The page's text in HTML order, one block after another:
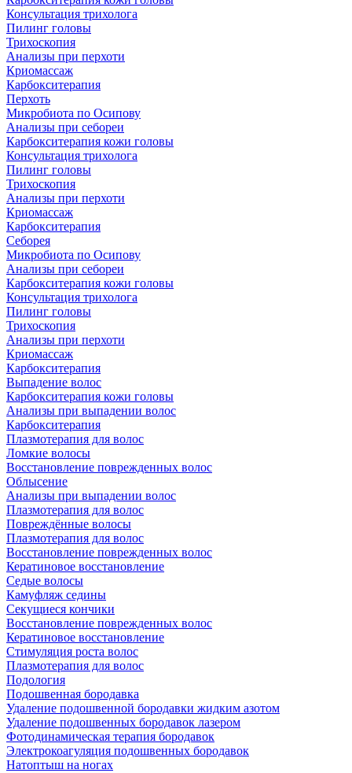
Консультация трихолога
Пилинг головы
Трихоскопия
Анализы при перхоти
Криомассаж
Карбокситерапия
Перхоть
Микробиота по Осипову
Анализы при себореи
Карбокситерапия кожи головы
Консультация трихолога
Пилинг головы
Трихоскопия
Анализы при перхоти
Криомассаж
Карбокситерапия
Себорея
Микробиота по Осипову
Анализы при себореи
Карбокситерапия кожи головы
Консультация трихолога
Пилинг головы
Трихоскопия
Анализы при перхоти
Криомассаж
Карбокситерапия
Выпадение волос
Карбокситерапия кожи головы
Анализы при выпадении волос
Карбокситерапия
Плазмотерапия для волос
Ломкие волосы
Восстановление поврежденных волос
Облысение
Анализы при выпадении волос
Плазмотерапия для волос
Повреждённые волосы
Плазмотерапия для волос
Восстановление поврежденных волос
Кератиновое восстановление
Седые волосы
Камуфляж седины
Секущиеся кончики
Восстановление поврежденных волос
Кератиновое восстановление
Стимуляция роста волос
Плазмотерапия для волос
Подология
Подошвенная бородавка
Удаление подошвенной бородавки жидким азотом
Удаление подошвенных бородавок лазером
Фотодинамическая терапия бородавок
Электрокоагуляция подошвенных бородавок
Натоптыш на ногах